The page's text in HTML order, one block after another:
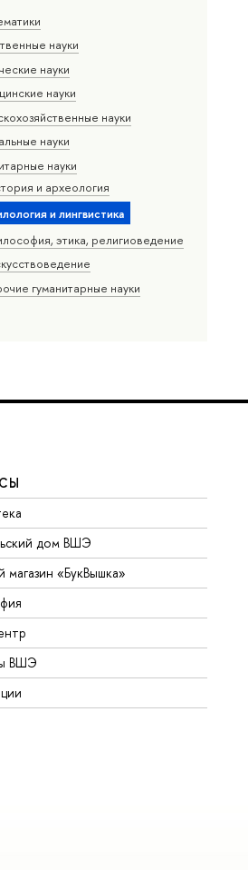
науки
науки
науки
науки
науки
науки
и археология
и лингвистика
этика, религиоведение
гуманитарные науки
дом ВШЭ
магазин «БукВышка»
ВШЭ